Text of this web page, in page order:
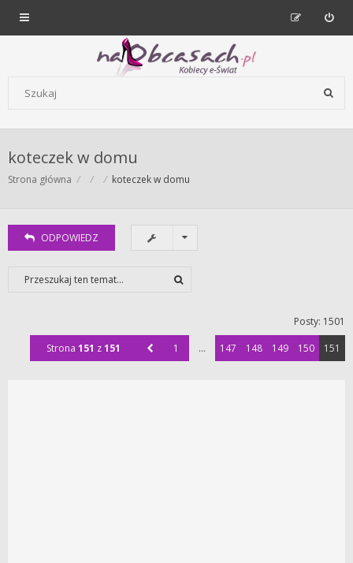
Forum dla kobiet | NaObcasach.pl
koteczek w domu
Strona główna koteczek w domu
ODPOWIEDZ
Posty: 1501
Strona 151 z151 1 … 147 148 149 150 151